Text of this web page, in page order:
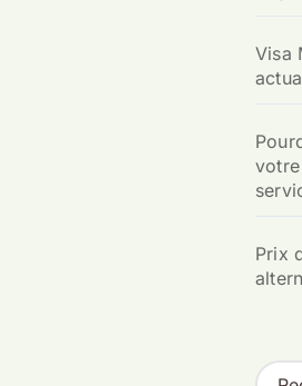
Visa
Prix
R